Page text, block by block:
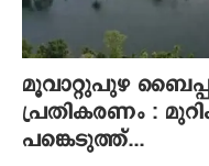
മൂവാറ്റുപുഴ
പ്രതികരണം :
പങ്കെടുത്ത്...